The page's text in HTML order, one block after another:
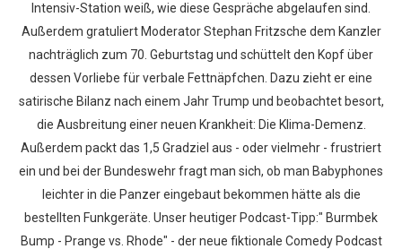
Intensiv-Station weiß, wie diese Gespräche abgelaufen sind.
Außerdem gratuliert Moderator Stephan Fritzsche dem Kanzler
nachträglich zum 70. Geburtstag und schüttelt den Kopf über
dessen Vorliebe für verbale Fettnäpfchen. Dazu zieht er eine
satirische Bilanz nach einem Jahr Trump und beobachtet besort,
die Ausbreitung einer neuen Krankheit: Die Klima-Demenz.
Außerdem packt das 1,5 Gradziel aus - oder vielmehr - frustriert
ein und bei der Bundeswehr fragt man sich, ob man Babyphones
leichter in die Panzer eingebaut bekommen hätte als die
bestellten Funkgeräte. Unser heutiger Podcast-Tipp:" Burmbek
Bump - Prange vs. Rhode" - der neue fiktionale Comedy Podcast